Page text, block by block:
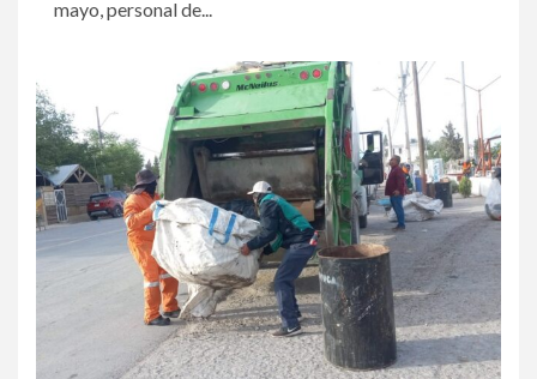
mayo, personal de...